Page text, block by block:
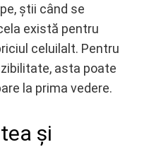
știi când se
există pentru
celuilalt. Pentru
asta poate
la prima vedere.
și